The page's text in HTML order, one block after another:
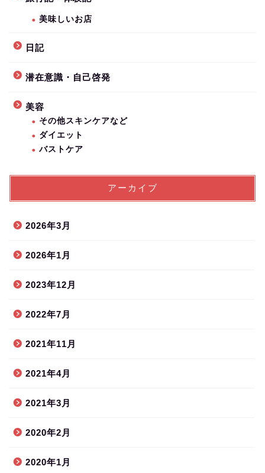
美味しいお店
日記
潜在意識・自己啓発
美容
その他スキンケアなど
ダイエット
バストケア
アーカイブ
2026年3月
2026年1月
2023年12月
2022年7月
2021年11月
2021年4月
2021年3月
2020年2月
2020年1月